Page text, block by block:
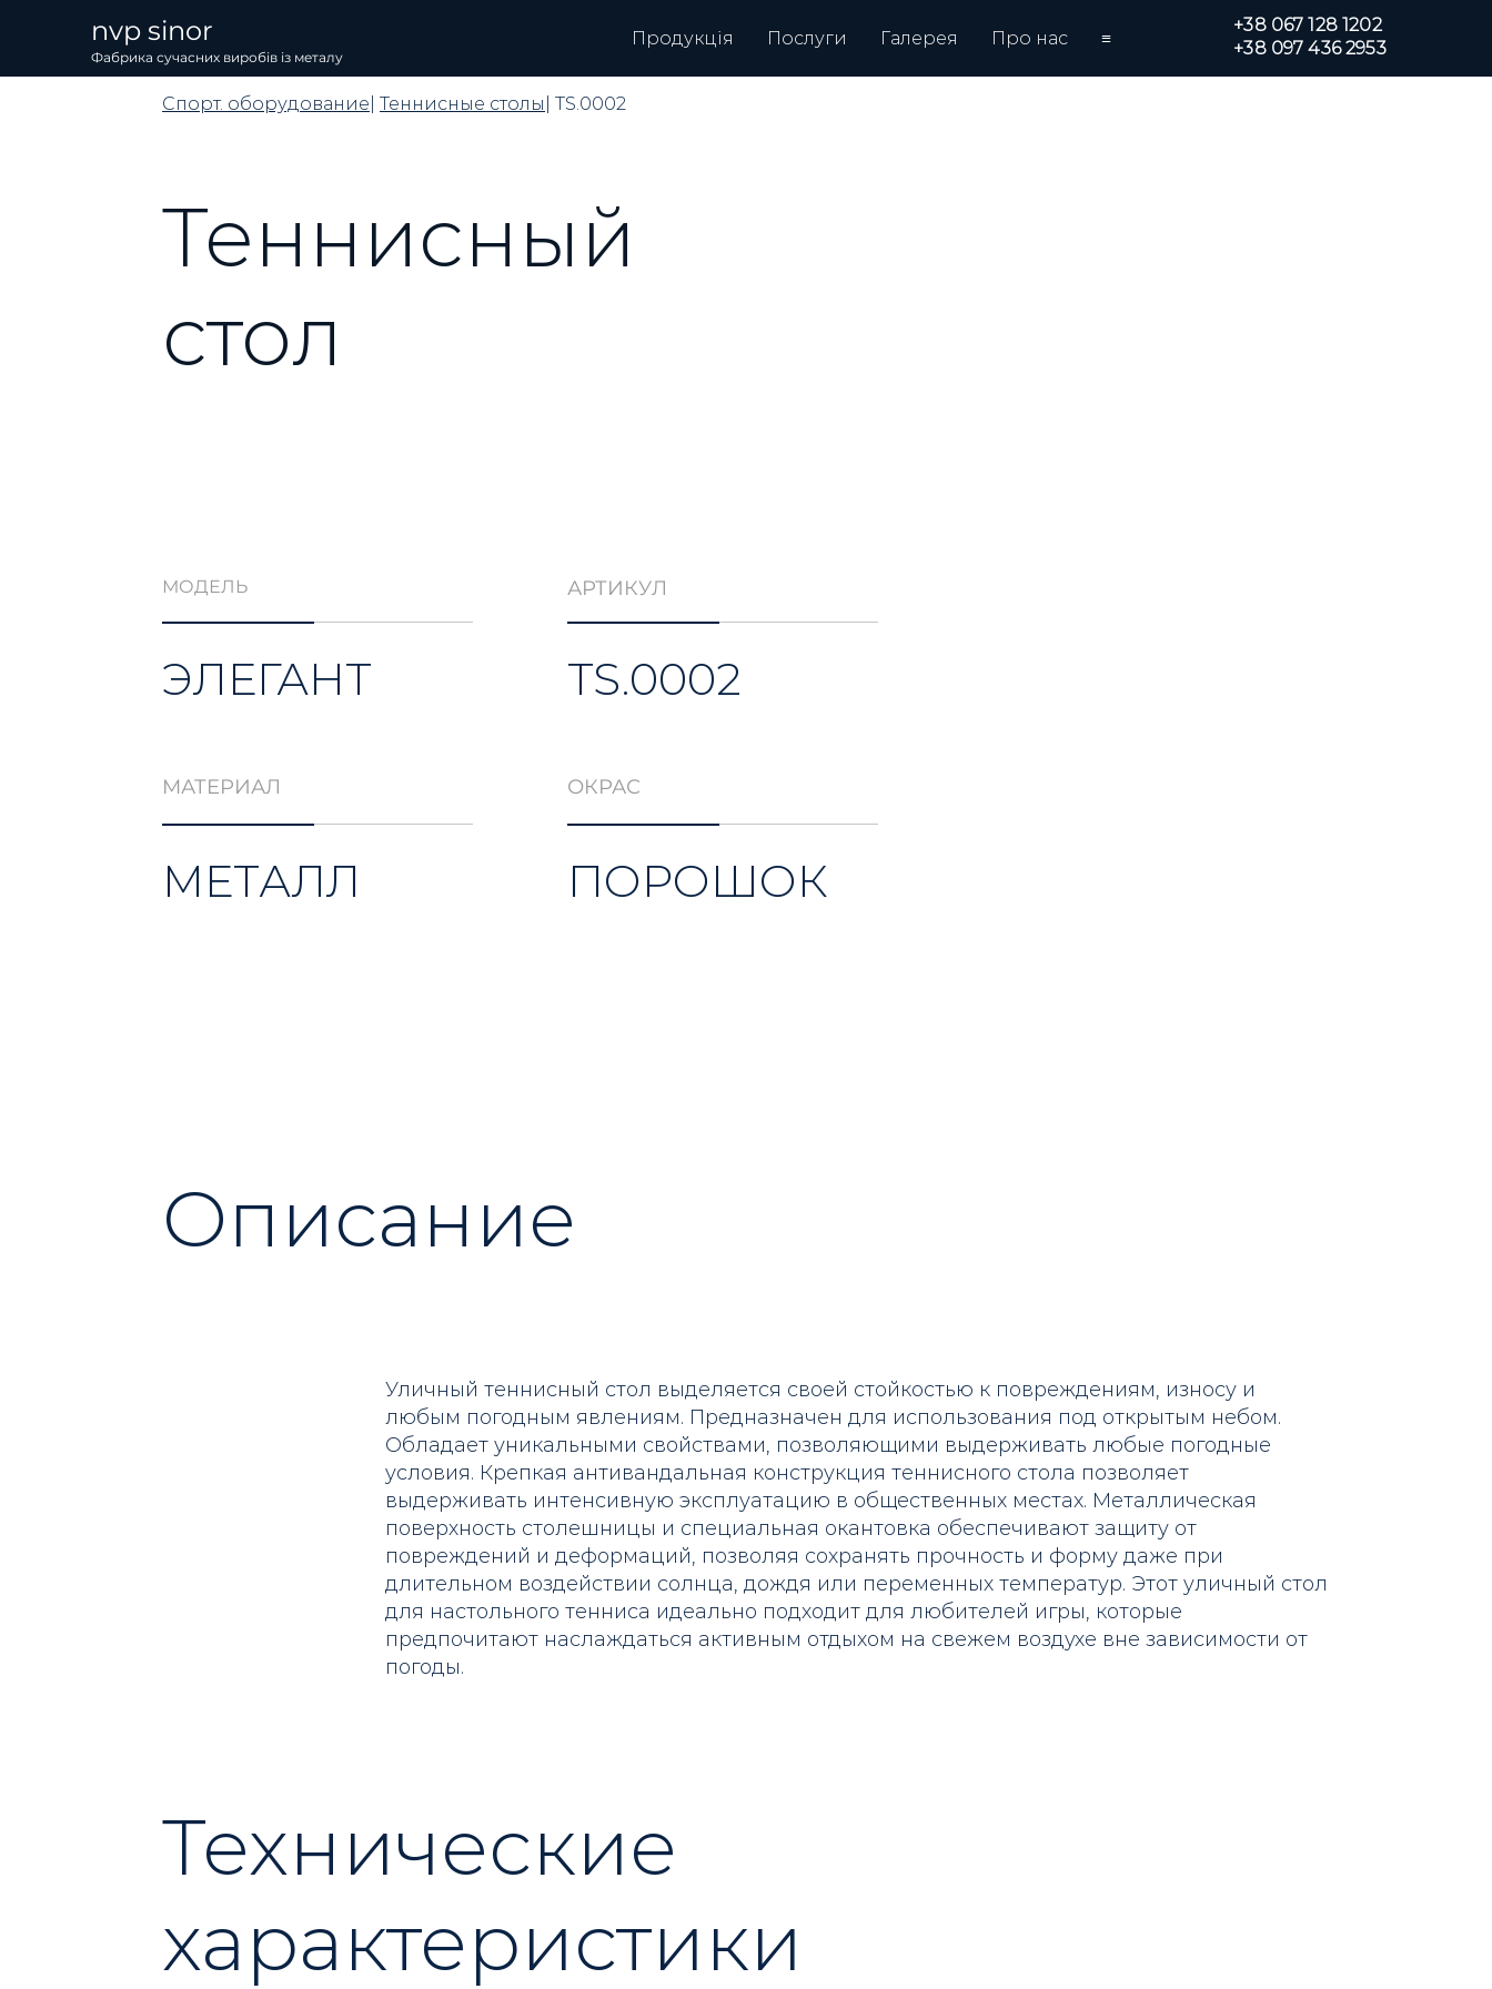
nvp sinor
Фабрика сучасних виробів із металу
Продукція Послуги Галерея Про нас ≡
+38 067 128 1202
+38 097 436 2953
Спорт. оборудование Теннисные столы | TS.0002
МОДЕЛЬ
ЭЛЕГАНТ
АРТИКУЛ
TS.0002
МАТЕРИАЛ
МЕТАЛЛ
ОКРАС
ПОРОШОК
Теннисный
стол
Описание
Уличный теннисный стол выделяется своей стойкостью к повреждениям, износу и
любым погодным явлениям. Предназначен для использования под открытым небом.
Обладает уникальными свойствами, позволяющими выдерживать любые погодные
условия. Крепкая антивандальная конструкция теннисного стола позволяет
выдерживать интенсивную эксплуатацию в общественных местах. Металлическая
поверхность столешницы и специальная окантовка обеспечивают защиту от
повреждений и деформаций, позволяя сохранять прочность и форму даже при
длительном воздействии солнца, дождя или переменных температур. Этот уличный стол
для настольного тенниса идеально подходит для любителей игры, которые
предпочитают наслаждаться активным отдыхом на свежем воздухе вне зависимости от
погоды.
Технические
характеристики